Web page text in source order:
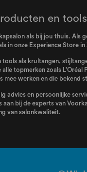
en
als bij jou thuis.
in onze Experience Store in
als krultangen,
topmerken zoals L’Oréal
mee werken en die
advies en persoonlijke
bij de experts van
van salonkwaliteit.